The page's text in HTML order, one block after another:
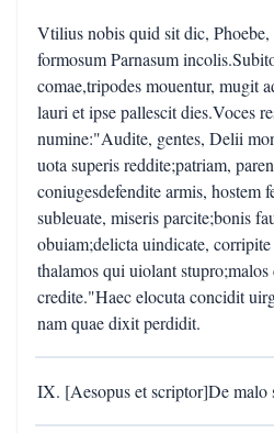
Vtilius nobis quid sit dic,
formosum Parnasum
comae,tripodes mouentur, mugit
lauri et ipse pallescit dies.Voces
numine:"Audite, gentes, Delii
uota superis reddite;patriam,
coniugesdefendite armis, hostem
subleuate, miseris parcite;bonis
obuiam;delicta uindicate,
thalamos qui uiolant
credite."Haec elocuta concidit
nam quae dixit perdidit.
IX. [Aesopus et scriptor]De malo